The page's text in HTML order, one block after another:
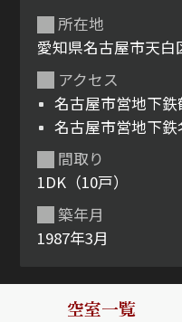
シャーメゾンとは
ン
ルームツアー
所在地
愛知県名古屋市天白
アクセス
名古屋市営地下
名古屋市営地下
築年月
1987年3月
間取り
1DK（10戸）
空室一覧